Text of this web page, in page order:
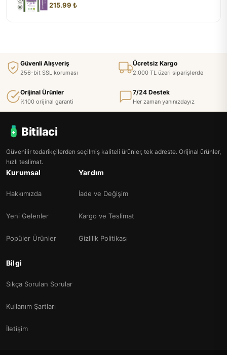
215.99 ₺
Güvenli Alışveriş
256-bit SSL koruması
Ücretsiz Kargo
2.000 TL üzeri siparişlerde
Orijinal Ürünler
%100 orijinal garanti
7/24 Destek
Her zaman yanınızdayız
Bitilaci
Güvenilir tedarikçilerden seçilmiş kaliteli ürünler, tek adreste. Orijinal ürünler,
hızlı teslimat.
Kurumsal
Hakkımızda
Yeni Gelenler
Popüler Ürünler
Yardım
İade ve Değişim
Kargo ve Teslimat
Gizlilik Politikası
Bilgi
Sıkça Sorulan Sorular
Kullanım Şartları
İletişim